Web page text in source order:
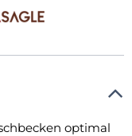
optimal